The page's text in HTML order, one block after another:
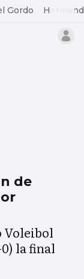
Gordo
de
Voleibol
la final